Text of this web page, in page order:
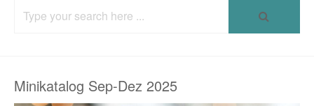
for:
Minikatalog Sep-Dez 2025